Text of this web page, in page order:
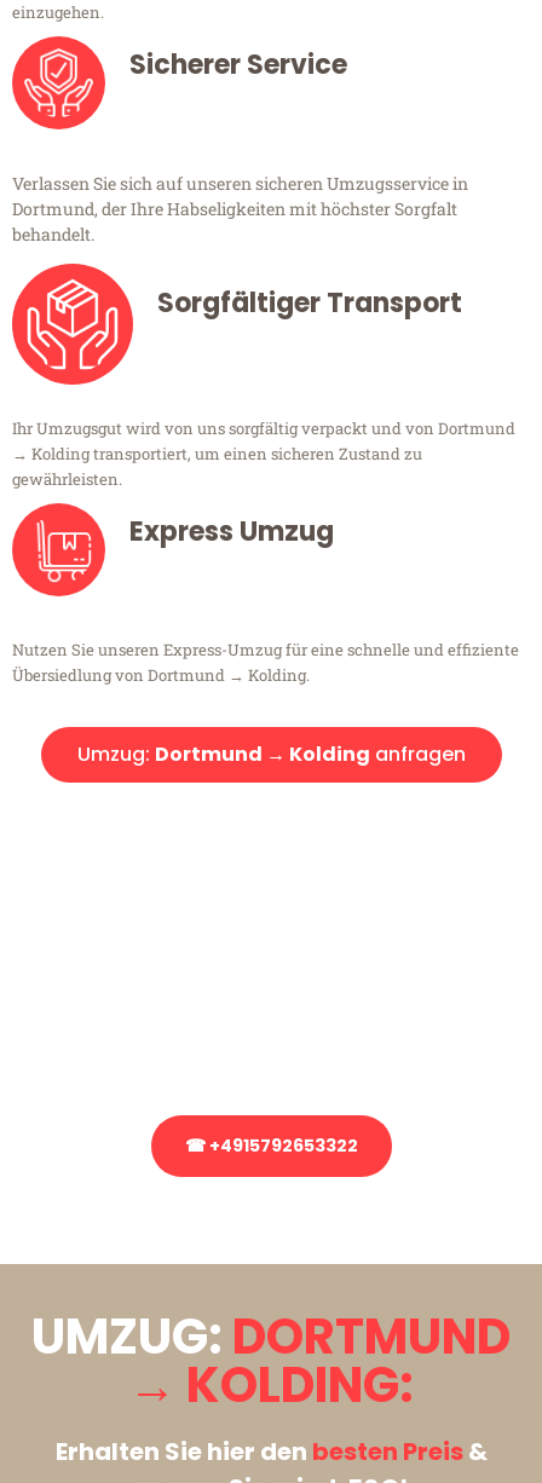
einzugehen.
Sicherer Service
Verlassen Sie sich auf unseren sicheren Umzugsservice in
Dortmund, der Ihre Habseligkeiten mit höchster Sorgfalt
behandelt.
Sorgfältiger Transport
Ihr Umzugsgut wird von uns sorgfältig verpackt und von Dortmund
→ Kolding transportiert, um einen sicheren Zustand zu
gewährleisten.
Express Umzug
Nutzen Sie unseren Express-Umzug für eine schnelle und effiziente
Übersiedlung von Dortmund → Kolding.
Umzug: Dortmund → Kolding anfragen
☎ +4915792653322
UMZUG: DORTMUND
→ KOLDING:
Erhalten Sie hier den besten Preis&